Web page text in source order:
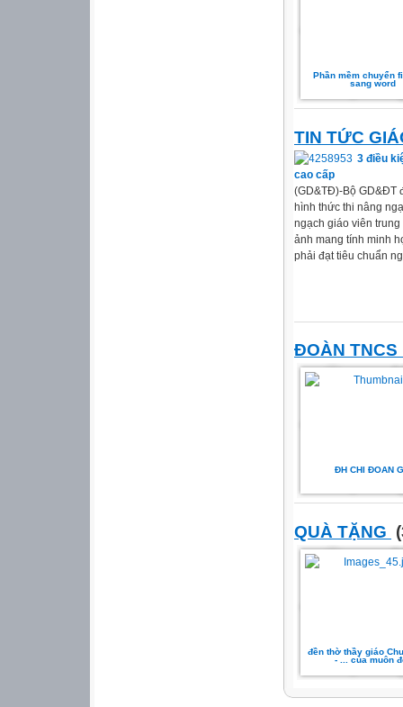
Phần mềm chuyển
sang word
TIN TỨC
3 điều
cao cấp
(GD&TĐ)-Bộ GD&ĐT
hình thức thi nâng
ngạch giáo viên
ảnh mang tính minh
phải đạt tiêu chuẩn
ĐOÀN TNCS
ĐH CHI ĐOAN
QUÀ TẶNG
đền thờ thầy giáo
- ... của muôn